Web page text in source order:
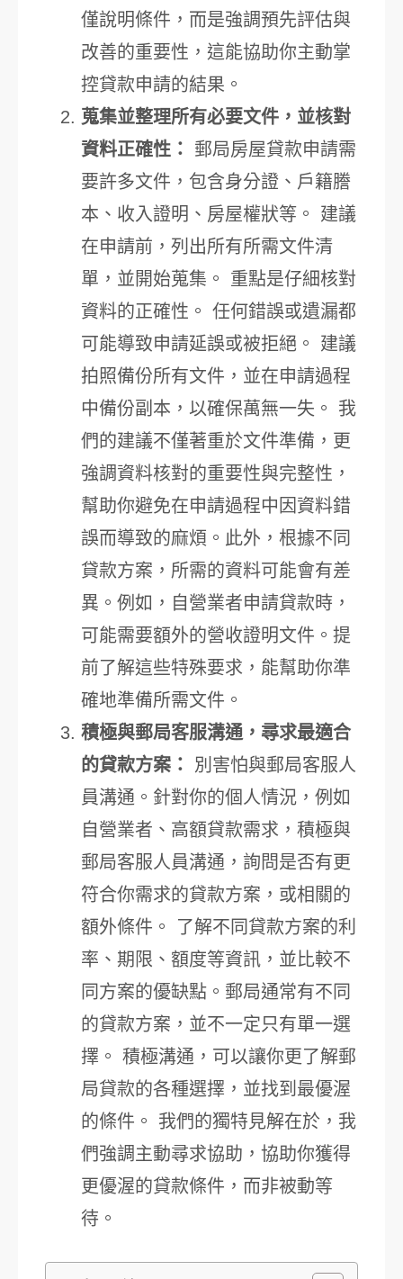
僅說明條件，而是強調預先評估與
改善的重要性，這能協助你主動掌
控貸款申請的結果。
蒐集並整理所有必要文件，並核對
資料正確性：
郵局房屋貸款申請需
要許多文件，包含身分證、戶籍謄
本、收入證明、房屋權狀等。 建議
在申請前，列出所有所需文件清
單，並開始蒐集。 重點是仔細核對
資料的正確性。 任何錯誤或遺漏都
可能導致申請延誤或被拒絕。 建議
拍照備份所有文件，並在申請過程
中備份副本，以確保萬無一失。 我
們的建議不僅著重於文件準備，更
強調資料核對的重要性與完整性，
幫助你避免在申請過程中因資料錯
誤而導致的麻煩。此外，根據不同
貸款方案，所需的資料可能會有差
異。例如，自營業者申請貸款時，
可能需要額外的營收證明文件。提
前了解這些特殊要求，能幫助你準
確地準備所需文件。
積極與郵局客服溝通，尋求最適合
的貸款方案：
別害怕與郵局客服人
員溝通。針對你的個人情況，例如
自營業者、高額貸款需求，積極與
郵局客服人員溝通，詢問是否有更
符合你需求的貸款方案，或相關的
額外條件。 了解不同貸款方案的利
率、期限、額度等資訊，並比較不
同方案的優缺點。郵局通常有不同
的貸款方案，並不一定只有單一選
擇。 積極溝通，可以讓你更了解郵
局貸款的各種選擇，並找到最優渥
的條件。 我們的獨特見解在於，我
們強調主動尋求協助，協助你獲得
更優渥的貸款條件，而非被動等
待。